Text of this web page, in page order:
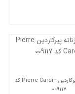
ساعت زنانه پیرکاردین Pierre Cardin کد
009117